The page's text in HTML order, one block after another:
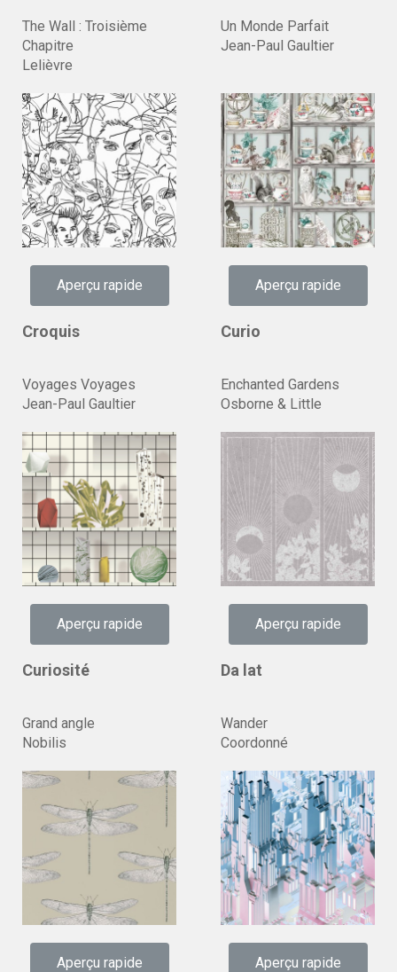
The Wall : Troisième
Chapitre
Lelièvre
Un Monde Parfait
Jean-Paul Gaultier
Aperçu rapide
Croquis
Voyages Voyages
Jean-Paul Gaultier
Aperçu rapide
Curio
Enchanted Gardens
Osborne & Little
Aperçu rapide
Curiosité
Grand angle
Nobilis
Aperçu rapide
Da lat
Wander
Coordonné
Aperçu rapide Aperçu rapide